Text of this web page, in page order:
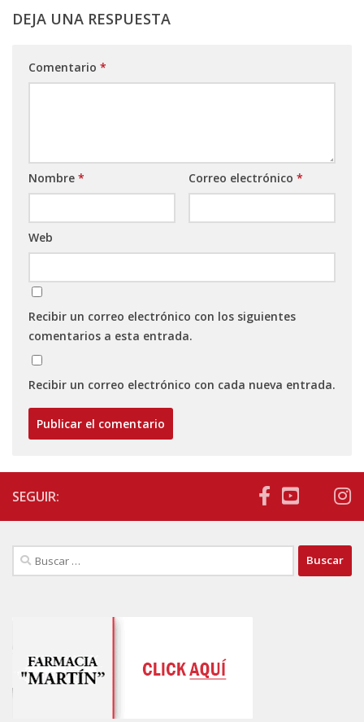
DEJA UNA RESPUESTA
Comentario *
Nombre * Correo electrónico *
Web
Recibir un correo electrónico con los siguientes
comentarios a esta entrada.
Recibir un correo electrónico con cada nueva entrada.
SEGUIR:
Buscar: